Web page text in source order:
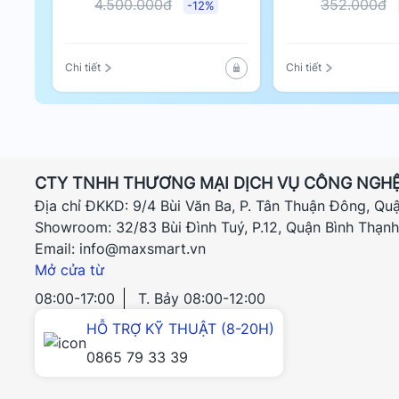
Điều Khiển Bằng Giọng Nói – Trải Nghiệm
Aqara WS-USC03 (Q1) tương thích với các nền
HomeKit, Google Home và Amazon Alexa. Cho
chỉ cần nói “Hey Siri, turn on the lights” hoặc “Ok
được thực hiện ngay lập tức mà không cần chạm
Thiết Kế Hiện Đại, Phù Hợp Mọi Không Gian
4.500.000đ -12%
Chi tiết
352.000đ
Chi tiết
CTY TNHH THƯƠNG MẠI DỊCH VỤ CÔNG
Địa chỉ ĐKKD: 9/4 Bùi Văn Ba, P. Tân Thuận Đông,
Showroom: 32/83 Bùi Đình Tuý, P.12, Quận Bình
Email: info@maxsmart.vn
Mở cửa từ
08:00-17:00
T. Bảy 08:00-12:00
HỖ TRỢ KỸ THUẬT (8-20H)
0865 79 33 39